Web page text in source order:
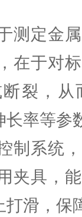
测定金
在于对
裂，从
长率等参
制系统
夹具，
滑，保